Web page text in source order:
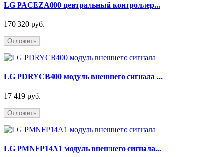
LG PACEZA000 центральный контроллер...
170 320 руб.
Отложить
LG PDRYCB400 модуль внешнего сигнала ...
17 419 руб.
Отложить
LG PMNFP14A1 модуль внешнего сигнала...